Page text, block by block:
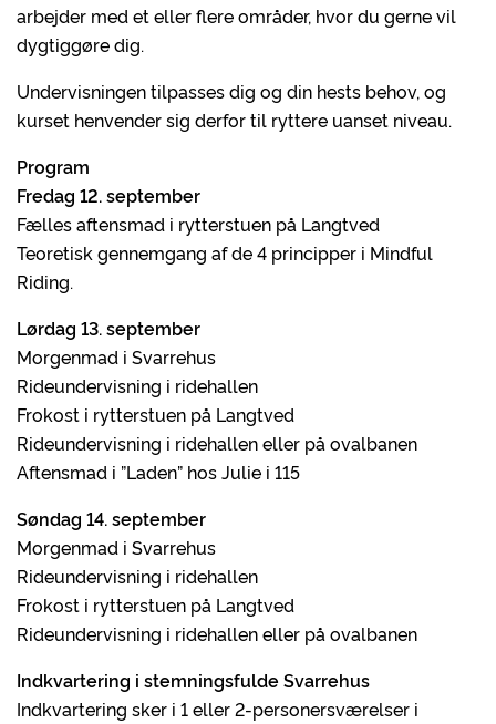
arbejder med et eller flere områder, hvor du gerne vil
dygtiggøre dig.
Undervisningen tilpasses dig og din hests behov, og
kurset henvender sig derfor til ryttere uanset niveau.
Program
Fredag 12. september
Fælles aftensmad i rytterstuen på Langtved
Teoretisk gennemgang af de 4 principper i Mindful
Riding.
Lørdag 13. september
Morgenmad i Svarrehus
Rideundervisning i ridehallen
Frokost i rytterstuen på Langtved
Rideundervisning i ridehallen eller på ovalbanen
Aftensmad i ”Laden” hos Julie i 115
Søndag 14. september
Morgenmad i Svarrehus
Rideundervisning i ridehallen
Frokost i rytterstuen på Langtved
Rideundervisning i ridehallen eller på ovalbanen
Indkvartering i stemningsfulde Svarrehus
Indkvartering sker i 1 eller 2-personersværelser i